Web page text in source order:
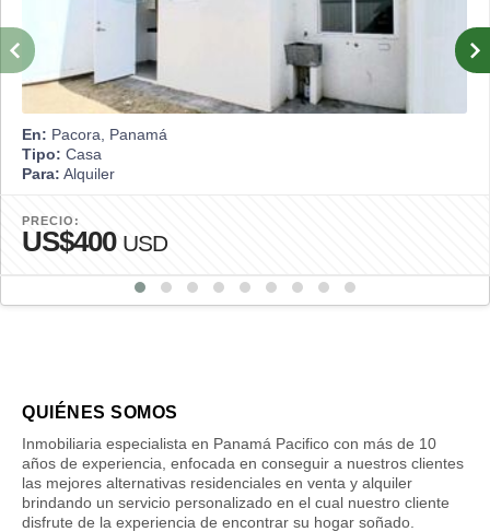
En: Pacora, Panamá
Tipo: Casa
Para: Alquiler
PRECIO:
US$400 USD
QUIÉNES SOMOS
Inmobiliaria especialista en Panamá Pacifico con más de 10
años de experiencia, enfocada en conseguir a nuestros clientes
las mejores alternativas residenciales en venta y alquiler
brindando un servicio personalizado en el cual nuestro cliente
disfrute de la experiencia de encontrar su hogar soñado.